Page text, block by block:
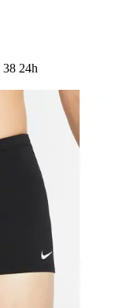
38 24h